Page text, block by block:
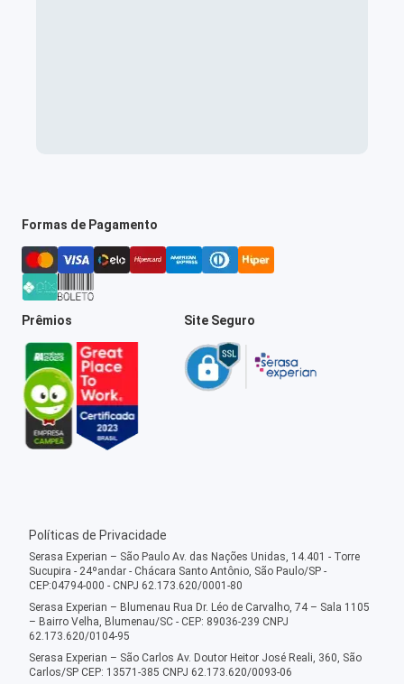
Formas de Pagamento
Prêmios Site Seguro
Políticas de Privacidade
Serasa Experian – São Paulo Av. das Nações Unidas, 14.401 - Torre
Sucupira - 24ºandar - Chácara Santo Antônio, São Paulo/SP -
CEP:04794-000 - CNPJ 62.173.620/0001-80
Serasa Experian – Blumenau Rua Dr. Léo de Carvalho, 74 – Sala 1105
– Bairro Velha, Blumenau/SC - CEP: 89036-239 CNPJ
62.173.620/0104-95
Serasa Experian – São Carlos Av. Doutor Heitor José Reali, 360, São
Carlos/SP CEP: 13571-385 CNPJ 62.173.620/0093-06